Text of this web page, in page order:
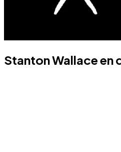
Stanton Wallace en